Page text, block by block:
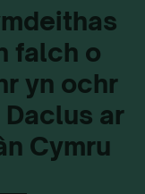
falch o
yn ochr
Daclus ar
Cymru